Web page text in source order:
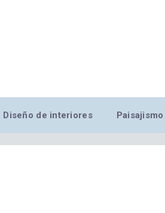
Diseño de interiores Paisajismo